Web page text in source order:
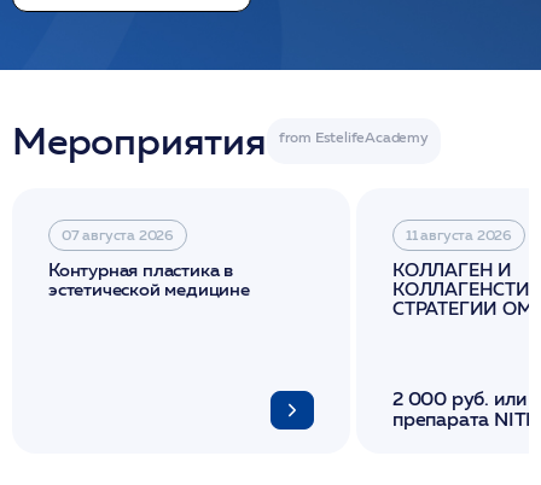
Мероприятия
07 августа 2026
Контурная пластика в
эстетической медицине
11 августа 2026
КОЛЛАГЕН И
СТРАТЕГИИ
2 000 руб. или
препарата